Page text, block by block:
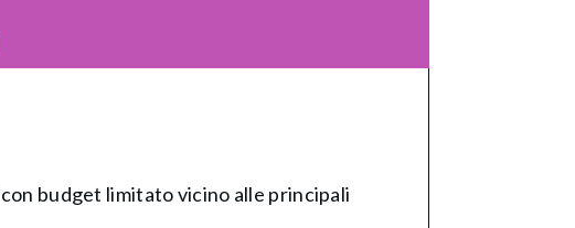
budget limitato vicino alle principali